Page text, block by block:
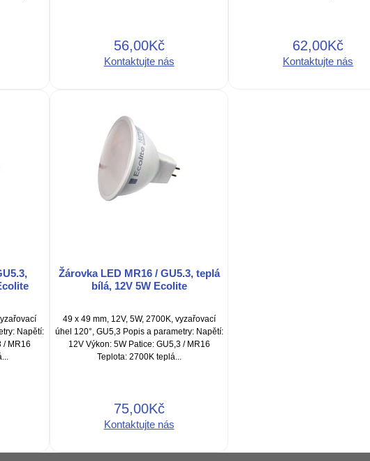
56,00Kč
Kontaktujte nás
62,00Kč
Kontaktujte nás
Napětí:
/ MR16
Žárovka LED MR16 / GU5.3, teplá
bílá, 12V 5W Ecolite
49 x 49 mm, 12V, 5W, 2700K, vyzařovací
úhel 120°, GU5,3 Popis a parametry: Napětí:
12V Výkon: 5W Patice: GU5,3 / MR16
Teplota: 2700K teplá...
75,00Kč
Kontaktujte nás